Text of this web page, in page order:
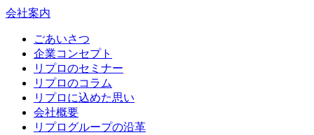
会社案内
ごあいさつ
企業コンセプト
リプロのセミナー
リプロのコラム
リプロに込めた思い
会社概要
リプログループの沿革